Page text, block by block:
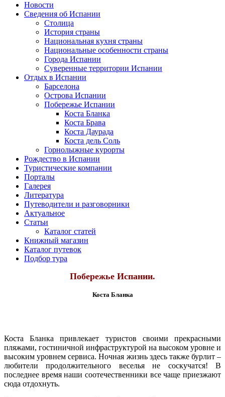
Новости
Сведения об Испании
Столица
История страны
Национальная кухня страны
Национальные особенности страны
Города Испании
Суверенные территории Испании
Отдых в Испании
Барселона
Острова Испании
Побережье Испании
Коста Бланка
Коста Брава
Коста Даурада
Коста дель Соль
Горнолыжные курорты
Рождество в Испании
Туристические компании
Порталы
Галерея
Литература
Путеводители и разговорники
Актуальное
Статьи
Каталог статей
Книжный магазин
Каталог путевок
Подбор тура
Побережье Испании.
Коста Бланка
Коста Бланка привлекает туристов своими прекрасными
пляжами, гостиничной инфраструктурой на высоком уровне и
высоким уровнем сервиса. Ночная жизнь здесь также бурлит –
любители продолжительного веселья не соскучатся! В
последнее время наши соотечественники все чаще приезжают
сюда отдохнуть.